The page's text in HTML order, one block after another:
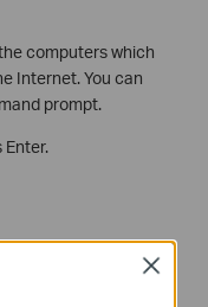
computers which
Internet. You can
prompt.
Enter.
Close